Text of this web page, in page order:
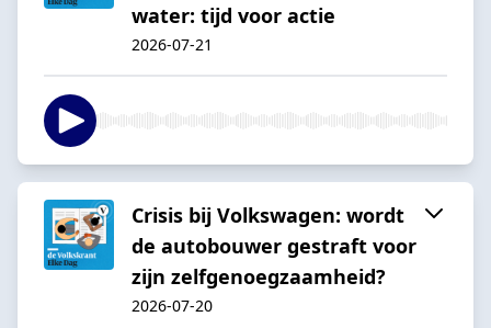
water: tijd voor actie
2026-07-21
Crisis bij Volkswagen: wordt
de autobouwer gestraft voor
zijn zelfgenoegzaamheid?
2026-07-20